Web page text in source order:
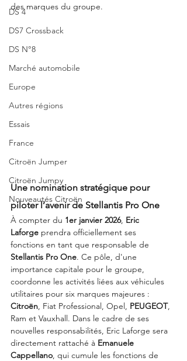
DS 4
DS7 Crossback
DS N°8
Marché automobile
Europe
Autres régions
Essais
France
Citroën Jumper
Citroën Jumpy
Nouveautés Citroën
des marques du groupe.
Une nomination stratégique pour
piloter l’avenir de Stellantis Pro One
À compter du 1er janvier 2026, Eric
Laforge prendra officiellement ses
fonctions en tant que responsable de
Stellantis Pro One. Ce pôle, d'une
importance capitale pour le groupe,
coordonne les activités liées aux véhicules
utilitaires pour six marques majeures :
Citroën, Fiat Professional, Opel, PEUGEOT,
Ram et Vauxhall. Dans le cadre de ses
nouvelles responsabilités, Eric Laforge sera
directement rattaché à Emanuele
Cappellano, qui cumule les fonctions de